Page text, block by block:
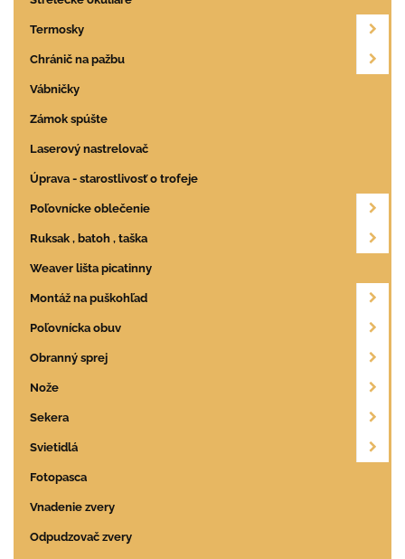
Termosky
Chránič na pažbu
Vábničky
Zámok spúšte
Laserový nastrelovač
Úprava - starostlivosť o trofeje
Poľovnícke oblečenie
Ruksak , batoh , taška
Weaver lišta picatinny
Montáž na puškohľad
Poľovnícka obuv
Obranný sprej
Nože
Sekera
Svietidlá
Fotopasca
Vnadenie zvery
Odpudzovač zvery